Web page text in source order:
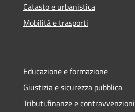
Catasto e urbanistica
Mobilità e trasporti
Educazione e formazione
Giustizia e sicurezza pubblica
Tributi,finanze e contravvenzioni